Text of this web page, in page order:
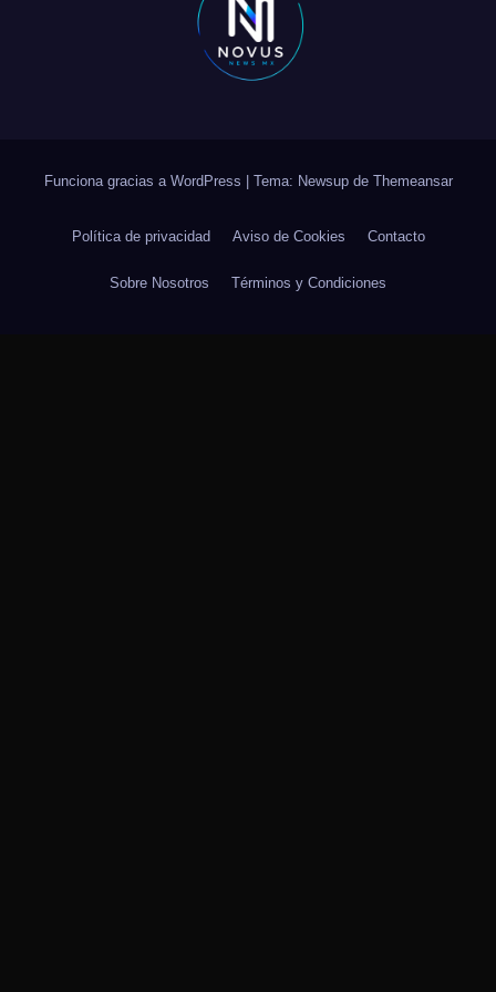
Funciona gracias a WordPress Tema: Newsup de Themeansar
Política de privacidad Aviso de Cookies Contacto
Sobre Nosotros Términos y Condiciones